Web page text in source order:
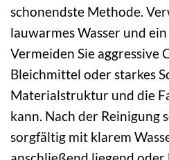
schonendste Methode.
lauwarmes Wasser und
Vermeiden Sie aggressive
Bleichmittel oder starkes
Materialstruktur und die
kann. Nach der Reinigung
sorgfältig mit klarem